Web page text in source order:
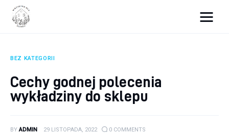
Remont
BEZ KATEGORII
Cechy godnej polecenia
wykładziny do sklepu
BY ADMIN 29 LISTOPADA, 2022 0 COMMENTS